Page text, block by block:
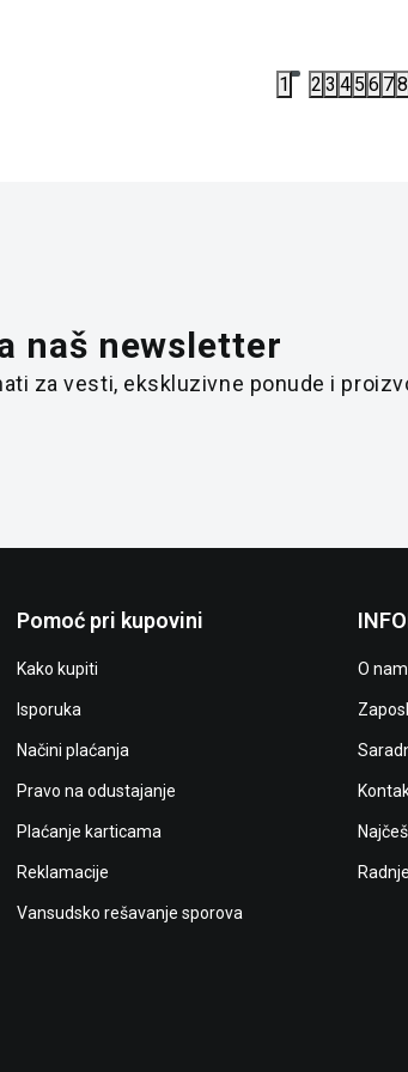
1 2 3 4 5 6 78
naš newsletter
za vesti, ekskluzivne ponude i
Pomoć pri kupovini
Kako kupiti
Isporuka
Načini plaćanja
Pravo na odustajanje
Plaćanje karticama
Reklamacije
Vansudsko rešavanje sporova
O
Radnje